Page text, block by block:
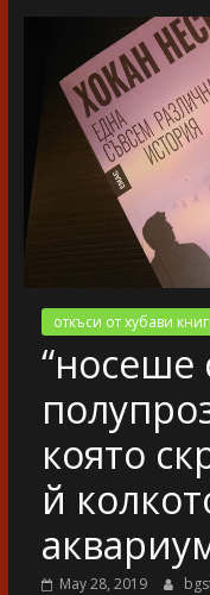
откъси от хубави
“носеше
която
й
May 28, 2019